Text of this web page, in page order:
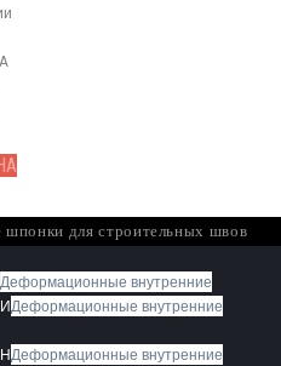
для строительных швов
Деформационные внутренние
Деформационные внутренние
Деформационные внутренние